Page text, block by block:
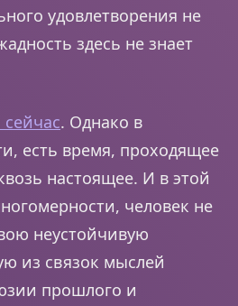
удовлетворения не
здесь не знает
сейчас. Однако в
есть время, проходящее
настоящее. И в этой
человек не
неустойчивую
из связок мыслей
прошлого и